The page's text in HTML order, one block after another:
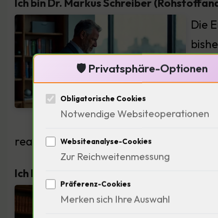
Ich bin Dr. Markus Schreiber
Die
reagieren? Ich frage: Welche
Ich bin Johann Wolfgang von Goethe
🛡️ Privatsphäre-Optionen
Obligatorische Cookies
Notwendige Websiteoperationen
Websiteanalyse-Cookies
Zur Reichweitenmessung
Präferenz-Cookies
Merken sich Ihre Auswahl